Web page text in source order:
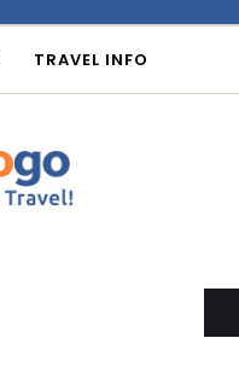
TRAVEL INFO